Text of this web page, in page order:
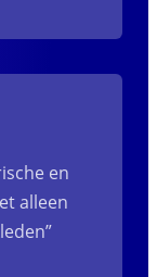
en
alleen